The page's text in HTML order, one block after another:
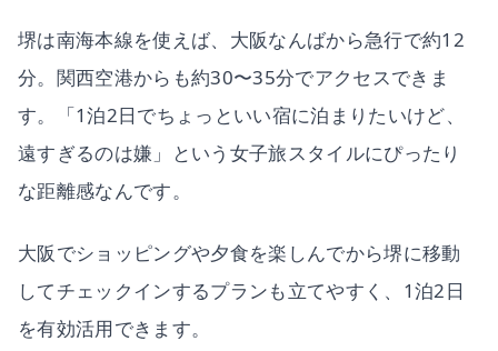
堺は南海本線を使えば、大阪なんばから急行で約12
分。関西空港からも約30〜35分でアクセスできま
す。「1泊2日でちょっといい宿に泊まりたいけど、
遠すぎるのは嫌」という女子旅スタイルにぴったり
な距離感なんです。
大阪でショッピングや夕食を楽しんでから堺に移動
してチェックインするプランも立てやすく、1泊2日
を有効活用できます。